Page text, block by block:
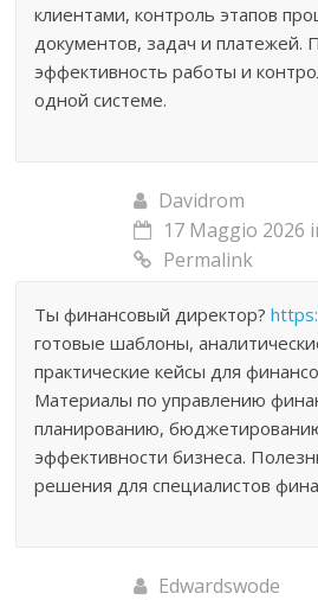
клиентами, контроль этапов
документов, задач и платежей.
эффективность работы и
одной системе.
Davidrom
17 Maggio 2026
Permalink
Ты финансовый директор?
готовые шаблоны,
практические кейсы для
Материалы по управлению
планированию,
эффективности бизнеса.
решения для специалистов
Edwardswode